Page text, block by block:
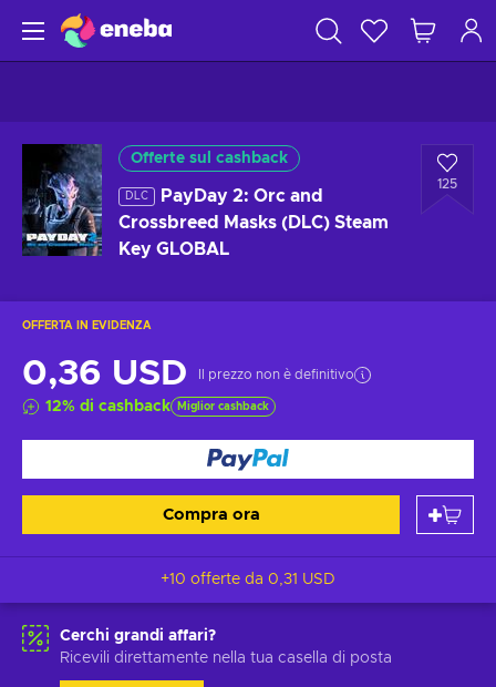
Offerte sul cashback
DLC
PayDay 2: Orc and
Crossbreed Masks (DLC) Steam
Key GLOBAL
125
OFFERTA IN EVIDENZA
0,36 USD Il prezzo non è definitivo
12% di cashback Miglior cashback
Compra ora
+10 offerte da 0,31 USD
Cerchi grandi affari?
Ricevili direttamente nella tua casella di posta